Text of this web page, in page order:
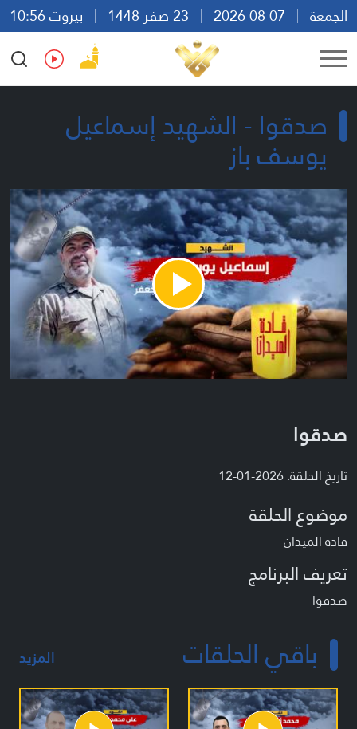
الجمعة
بيروت 10:56
Ar
En Fr Es
صدقوا - الشهيد إسماعيل
يوسف باز
Play
Video
صدقوا
تاريخ الحلقة: 2026-01-12
موضوع الحلقة
قادة الميدان
تعريف البرنامج
صدقوا
باقي الحلقات المزيد